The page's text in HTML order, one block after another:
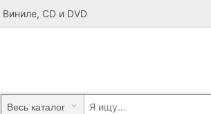
CD и DVD